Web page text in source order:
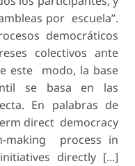
por escuela”.
democráticos
colectivos ante
este modo, la base
se basa en las
En palabras de
direct democracy
making process in
directly [...]